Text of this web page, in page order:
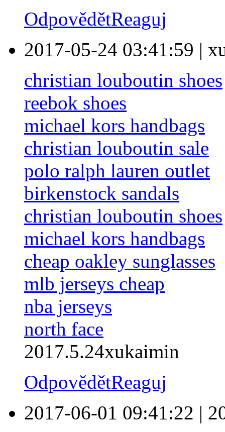
OdpovědětReaguj
2017-05-24 03:41:59 |
christian louboutin shoes
reebok shoes
michael kors handbags
christian louboutin sale
polo ralph lauren outlet
birkenstock sandals
christian louboutin shoes
michael kors handbags
cheap oakley sunglasses
mlb jerseys cheap
nba jerseys
north face
2017.5.24xukaimin
OdpovědětReaguj
2017-06-01 09:41:22 |